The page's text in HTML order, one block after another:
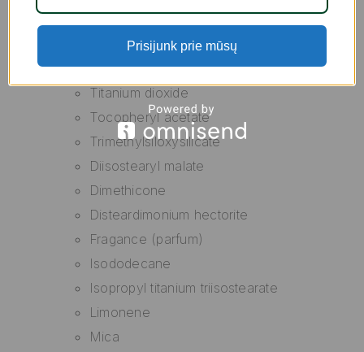
Polyisobutene
Propylene carbonate
Titanium dioxide
Tocopheryl acetate
Trimethylsiloxysilicate
Diisostearyl malate
Dimethicone
Disteardimonium hectorite
Fragance (parfum)
Isododecane
Isopropyl titanium triisostearate
Limonene
Mica
Prisijunk prie mūsų